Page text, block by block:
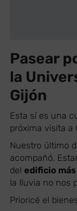
Pasear
la
Gijón
Esta sí es una
próxima visita a
Nuestro último
acompañó.
del edificio
la lluvia no nos
Prioricé el